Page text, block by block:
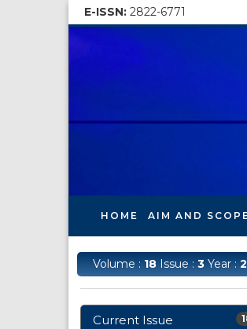
E-ISSN: 2822-6771
HOME AIM AND
Volume : 18 Issue :3 Year :
Current Issue